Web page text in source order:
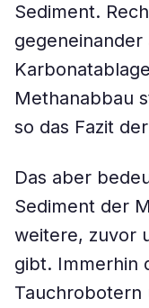
Sediment.
Methanabbau
so das Fazit
Das aber
Sediment der
weitere, zuvor
gibt. Immerhin
Tauchrobotern